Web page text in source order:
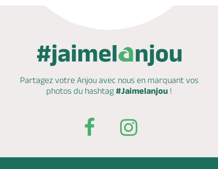
Partagez votre Anjou avec nous en marquantvos
photos du hashtag #Jaimelanjou !